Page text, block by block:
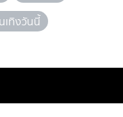
เทิงวันนี้